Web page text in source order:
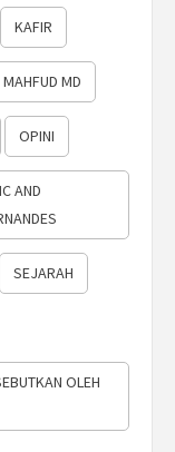
KAFIR
MAHFUD MD
OPINI
AND
SEJARAH
OLEH